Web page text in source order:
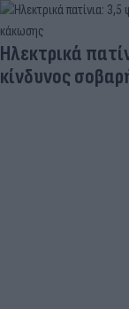
Ηλεκτρικά
κίνδυνος